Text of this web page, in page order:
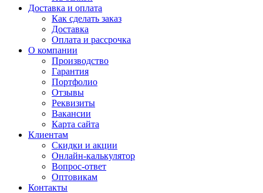
Доставка и оплата
Как сделать заказ
Доставка
Оплата и рассрочка
О компании
Производство
Гарантия
Портфолио
Отзывы
Реквизиты
Вакансии
Карта сайта
Клиентам
Скидки и акции
Онлайн-калькулятор
Вопрос-ответ
Оптовикам
Контакты